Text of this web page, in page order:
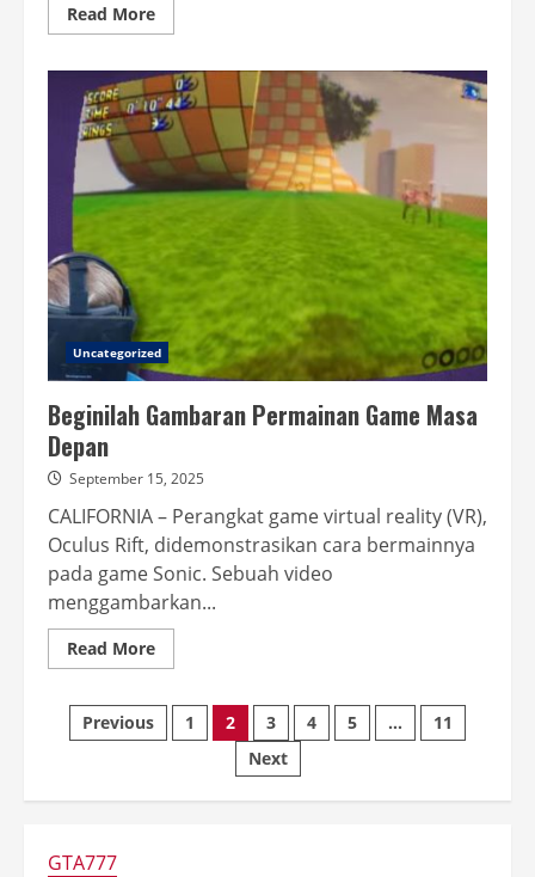
Read MoreRead
more
Luncurkan
Aplikasi
Mirip
TikTok,
Bantu
Pengguna
Bagikan
Konten
Uncategorized
Beginilah Gambaran Permainan Game Masa
Depan
September 15, 2025
CALIFORNIA – Perangkat game virtual reality (VR),
Oculus Rift, didemonstrasikan cara bermainnya
pada game Sonic. Sebuah video
menggambarkan...
Read MoreRead
more
Gambaran
Permainan Game Masa
Depan
Posts
Previous 1 2 3 4 5 …
11
Next
GTA777